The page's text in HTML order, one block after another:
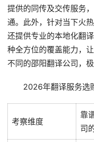
提供的同传及交传服务
通。此外，针对当下火
还提供专业的本地化翻
种全方位的覆盖能力，
不同的邵阳翻译公司，
2026年翻译服务选
考察维度
靠
司